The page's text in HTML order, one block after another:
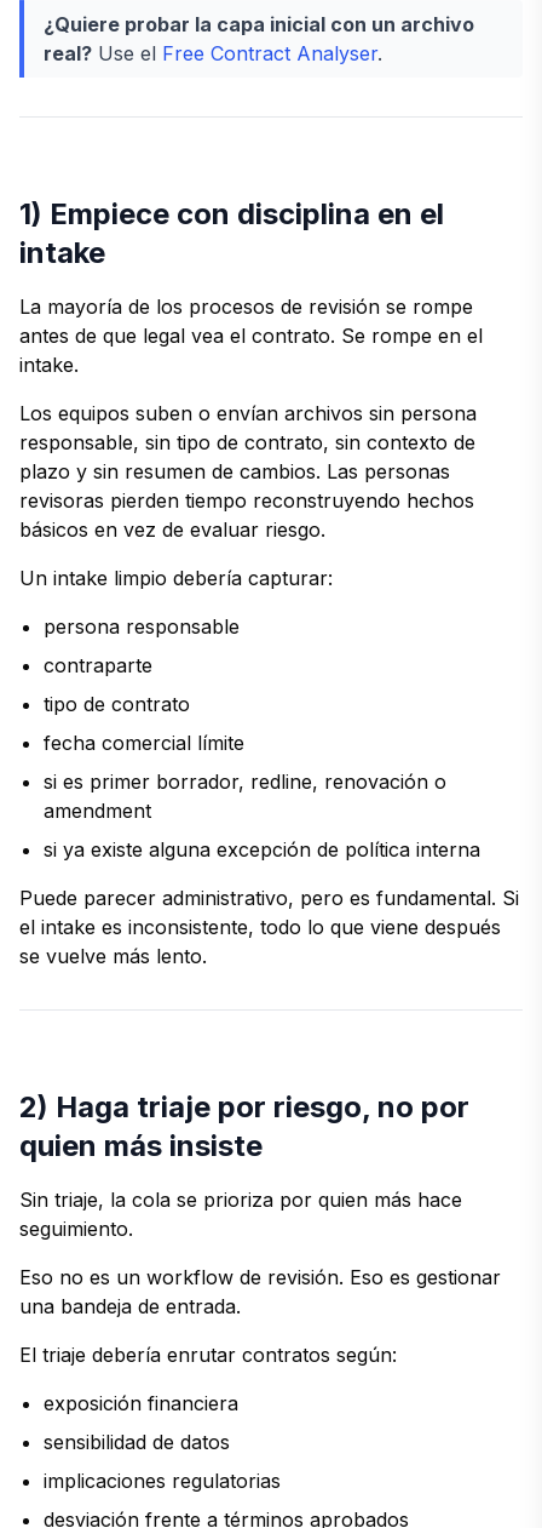
¿Quiere probar la capa inicial con un archivo
real? Use el Free Contract Analyser.
1) Empiece con disciplina en el
intake
La mayoría de los procesos de revisión se rompe
antes de que legal vea el contrato. Se rompe en el
intake.
Los equipos suben o envían archivos sin persona
responsable, sin tipo de contrato, sin contexto de
plazo y sin resumen de cambios. Las personas
revisoras pierden tiempo reconstruyendo hechos
básicos en vez de evaluar riesgo.
Un intake limpio debería capturar:
persona responsable
contraparte
tipo de contrato
fecha comercial límite
si es primer borrador, redline, renovación o
amendment
si ya existe alguna excepción de política interna
Puede parecer administrativo, pero es fundamental. Si
el intake es inconsistente, todo lo que viene después
se vuelve más lento.
2) Haga triaje por riesgo, no por
quien más insiste
Sin triaje, la cola se prioriza por quien más hace
seguimiento.
Eso no es un workflow de revisión. Eso es gestionar
una bandeja de entrada.
El triaje debería enrutar contratos según:
exposición financiera
sensibilidad de datos
implicaciones regulatorias
desviación frente a términos aprobados